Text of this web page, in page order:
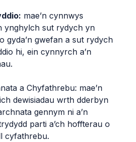
mae’n cynnwys
ynghylch sut rydych yn
gyda’n gwefan a sut rydych
hi, ein cynnyrch a’n
a Chyfathrebu: mae’n
dewisiadau wrth dderbyn
gennym ni a’n
parti a’ch hoffterau o
cyfathrebu.